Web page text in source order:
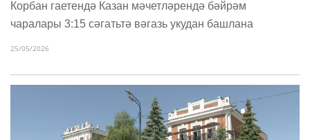
Корбан гаетендә Казан мәчетләрендә бәйрәм
чаралары 3:15 сәгатьтә вәгазь укудан башлана
25/05/2026